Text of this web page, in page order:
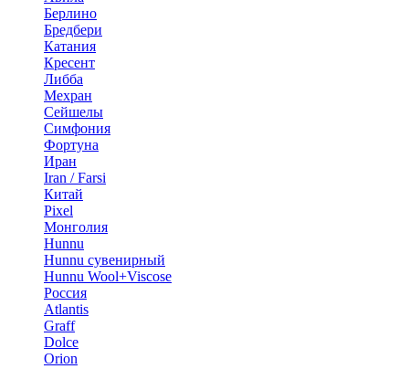
Берлино
Бредбери
Катания
Кресент
Либба
Мехран
Сейшелы
Симфония
Фортуна
Иран
Iran / Farsi
Китай
Pixel
Монголия
Hunnu
Hunnu сувенирный
Hunnu Wool+Viscose
Россия
Atlantis
Graff
Dolce
Orion